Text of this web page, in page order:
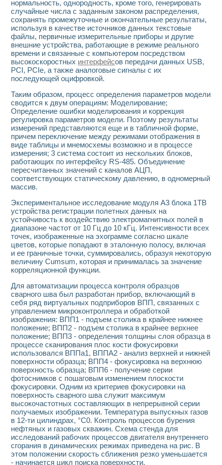
нормальность, однородность, кроме того, генерировать
случайные числа с заданным законом распределения,
сохранять промежуточные и окончательные результаты,
используя в качестве источников данных текстовые
файлы, первичные измерительные приборы и другие
внешние устройства, работающие в режиме реального
времени и связанные с компьютером посредством
высокоскоростных интерфейсов передачи данных USB,
PCI, PCIe, а также аналоговые сигналы с их
последующей оцифровкой.
Таким образом, процесс определения параметров модели
сводится к двум операциям: Моделирование;
Определение ошибки моделирования и коррекция
регулировка параметров модели. Поэтому результаты
измерений представляются еще и в табличной форме,
причем переключение между режимами отображения в
виде таблицы и мнемосхемы возможно и в процессе
измерения; 3 система состоит из нескольких блоков,
работающих по интерфейсу RS-485. Объединение
пересчитанных значений с каналов АЦП,
соответствующих статическому давлению, в одномерный
массив.
Экспериментальное исследование модуля A3 блока 1ТВ
устройства регистрации полетных данных на
устойчивость к воздействию электромагнитных полей в
диапазоне частот от 10 Гц до 10 кГц. Интенсивности всех
точек, изображенные на эхограмме согласно шкале
цветов, которые попадают в эталонную полосу, включая
и ее граничные точки, суммировались, образуя некоторую
величину Cumsum, которая и принималась за значение
корреляционной функции.
Для автоматизации процесса контроля образцов
сварного шва был разработан прибор, включающий в
себя ряд виртуальных подприборов ВПП, связанных с
управлением микроконтроллера и обработкой
изображения: ВПП1 - подъем столика в крайнее нижнее
положение; ВПП2 - подъем столика в крайнее верхнее
положение; ВПП3 - определения толщины слоя образца в
процессе сканирования плос кости фокусировки
использовался ВППа1, ВППА2 - анализ верхней и нижней
поверхности образца; ВПП4 - фокусировка на верхнюю
поверхность образца; ВПП6 - получение серии
фотоснимков с пошаговым изменением плоскости
фокусировки. Одним из критериев фокусировки на
поверхность сварного шва служит максимум
высокочастотных составляющих в непрерывной серии
получаемых изображении. Температура выпускных газов
в 12-ти цилиндрах, °С0. Контроль процессов бурения
нефтяных и газовых скважин. Схема стенда для
исследований рабочих процессов двигателя внутреннего
сгорания в динамических режимах приведена на рис. В
этом положении скорость сближения резко уменьшается
- начинается цикл поиска поверхности.